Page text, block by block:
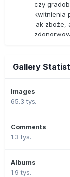
czy
kwitnienia
jak zboże,
Gallery
Images
65.3 tys.
Comments
1.3 tys.
Albums
1.9 tys.